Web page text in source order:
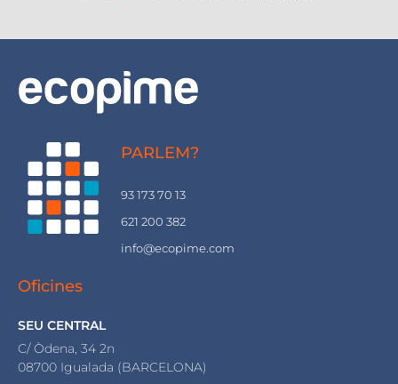
PARLEM?
93 173 70 13
621 200 382
info@ecopime.com
Oficines
SEU CENTRAL
C/ Òdena, 34 2n
08700 Igualada (BARCELONA)